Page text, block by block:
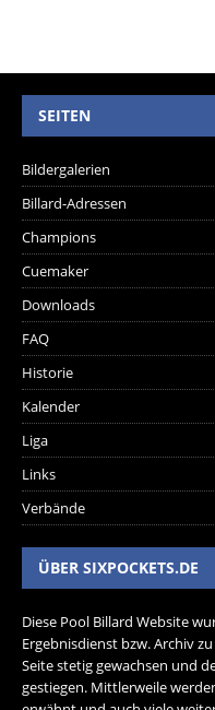
SEITEN
Bildergalerien
Billard-Adressen
Champions
Cuemaker
Downloads
FAQ
Historie
Kalender
Liga
Links
Verbände
ÜBER SIXPOCKETS.DE
Diese Pool Billard Website
Ergebnisdienst bzw. Archiv
Seite stetig gewachsen und
gestiegen. Mittlerweile